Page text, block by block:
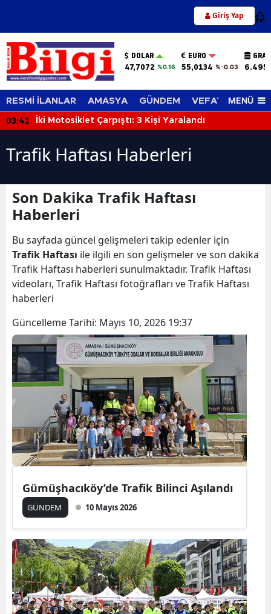
Giriş Yap 12
DOLAR
47,7072 %0.16
EURO
55,0134 %-0.03
RESMİ İLANLAR AMASYA GÜNDEM VEFAT EDENLER
MENÜ
03:41 İki Motosiklet Çarpıştı: 3 Kişi Yaralandı
Trafik Haftası Haberleri
Son Dakika Trafik Haftası
Haberleri
Bu sayfada güncel gelişmeleri takip edenler için
Trafik Haftası ile ilgili en son gelişmeler ve son dakika
Trafik Haftası haberleri sunulmaktadır. Trafik Haftası
videoları, Trafik Haftası fotoğrafları ve Trafik Haftası
haberleri
Güncelleme Tarihi: Mayıs 10, 2026 19:37
Gümüşhacıköy’de Trafik Bilinci Aşılandı
GÜNDEM 10 Mayıs 2026